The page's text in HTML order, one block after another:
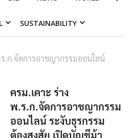
SUSTAINABILITY
.ก.จัดการอาชญากรรมออนไลน์
ครม.เคาะ ร่าง
พ.ร.ก.จัดการอาชญากรรม
ออนไลน์ ระงับธุรกรรม
ต้องสงสัย เปิดบัญชีม้า